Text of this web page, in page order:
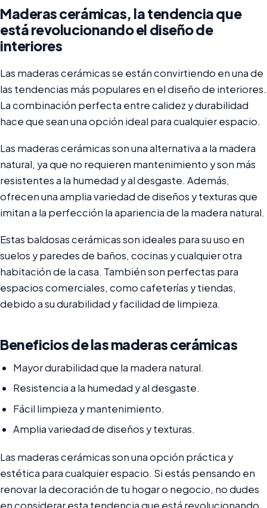
Maderas cerámicas, la tendencia que
está revolucionando el diseño de
interiores
Las maderas cerámicas se están convirtiendo en una de
las tendencias más populares en el diseño de interiores.
La combinación perfecta entre calidez y durabilidad
hace que sean una opción ideal para cualquier espacio.
Las maderas cerámicas son una alternativa a la madera
natural, ya que no requieren mantenimiento y son más
resistentes a la humedad y al desgaste. Además,
ofrecen una amplia variedad de diseños y texturas que
imitan a la perfección la apariencia de la madera natural.
Estas baldosas cerámicas son ideales para su uso en
suelos y paredes de baños, cocinas y cualquier otra
habitación de la casa. También son perfectas para
espacios comerciales, como cafeterías y tiendas,
debido a su durabilidad y facilidad de limpieza.
Beneficios de las maderas cerámicas
Mayor durabilidad que la madera natural.
Resistencia a la humedad y al desgaste.
Fácil limpieza y mantenimiento.
Amplia variedad de diseños y texturas.
Las maderas cerámicas son una opción práctica y
estética para cualquier espacio. Si estás pensando en
renovar la decoración de tu hogar o negocio, no dudes
en considerar esta tendencia que está revolucionando